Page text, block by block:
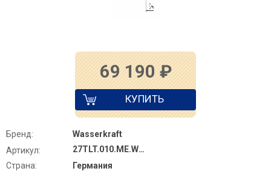
69 190 ₽
КУПИТЬ
Бренд:
Wasserkraft
Артикул:
27TLT.010.ME.WH.MB02
Страна:
Германия